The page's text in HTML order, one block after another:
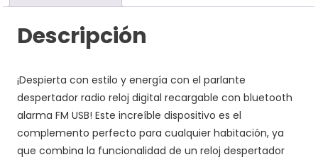
Descripción
¡Despierta con estilo y energía con el parlante
despertador radio reloj digital recargable con bluetooth
alarma FM USB! Este increíble dispositivo es el
complemento perfecto para cualquier habitación, ya
que combina la funcionalidad de un reloj despertador